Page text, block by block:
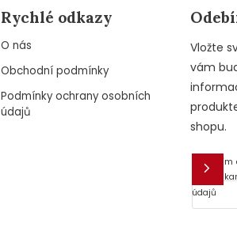
Rychlé odkazy
O nás
Obchodní podmínky
Podmínky ochrany osobních
údajů
Vložte
vám
shopu.
E-mail
údajů